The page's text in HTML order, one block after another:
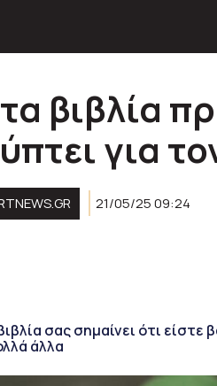
βιβλία
για
21/05/25 09:24
σας σημαίνει ότι
άλλα